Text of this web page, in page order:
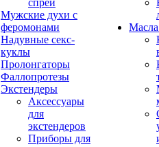
спреи
Мужские духи с
феромонами
Надувные секс-
куклы
Пролонгаторы
Фаллопротезы
Экстендеры
Аксессуары
для
экстендеров
Приборы для